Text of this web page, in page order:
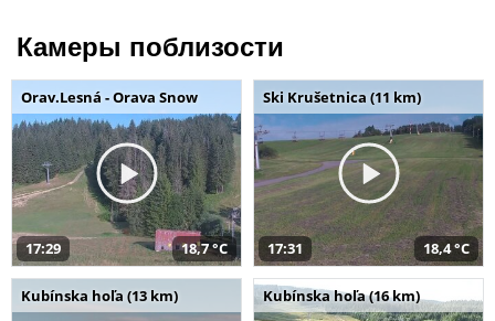
Камеры поблизости
Orav.Lesná - Orava Snow
17:29 18,7 °C
Ski Krušetnica (11 km)
17:31 18,4 °C
Kubínska hoľa (13 km) Kubínska hoľa (16 km)